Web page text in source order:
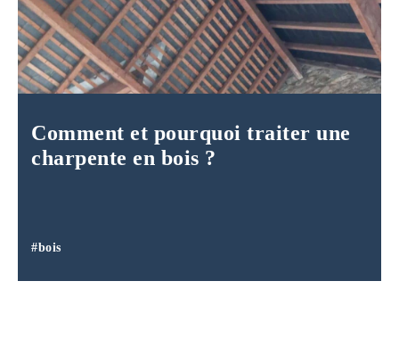
Comment et pourquoi traiter une
charpente en bois ?
#bois